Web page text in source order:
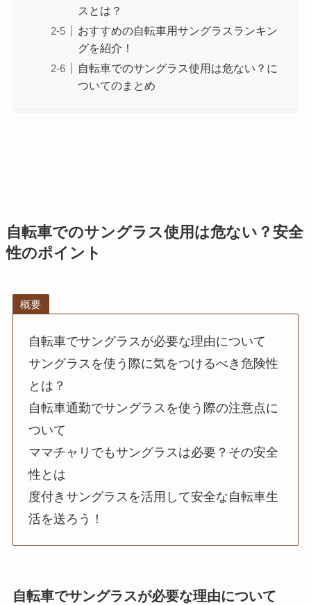
スとは？
おすすめの自転車用サングラスランキン
グを紹介！
自転車でのサングラス使用は危ない？に
ついてのまとめ
自転車でのサングラス使用は危ない？安全
性のポイント
概要
自転車でサングラスが必要な理由について
サングラスを使う際に気をつけるべき危険性
とは？
自転車通勤でサングラスを使う際の注意点に
ついて
ママチャリでもサングラスは必要？その安全
性とは
度付きサングラスを活用して安全な自転車生
活を送ろう！
自転車でサングラスが必要な理由について